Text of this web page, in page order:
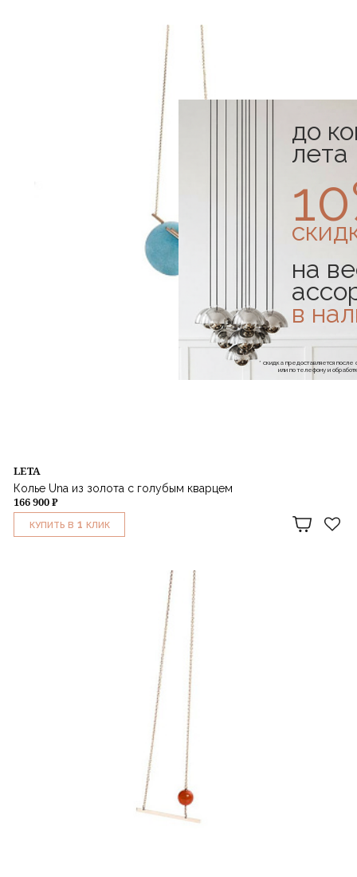
LETA
Колье Una из золота с голубым кварцем
166 900 ₽
КУПИТЬ В 1 КЛИК
до
лета
на
в
* скидка предоставляется
или по телефону и